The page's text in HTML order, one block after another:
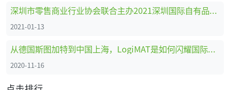
深圳市零售商业行业协会联合主办2021深圳国际自有品牌展
2021-01-13
从德国斯图加特到中国上海，LogiMAT是如何闪耀国际舞台的
2020-11-16